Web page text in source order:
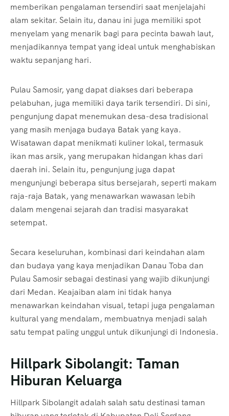
memberikan pengalaman tersendiri saat menjelajahi
alam sekitar. Selain itu, danau ini juga memiliki spot
menyelam yang menarik bagi para pecinta bawah laut,
menjadikannya tempat yang ideal untuk menghabiskan
waktu sepanjang hari.
Pulau Samosir, yang dapat diakses dari beberapa
pelabuhan, juga memiliki daya tarik tersendiri. Di sini,
pengunjung dapat menemukan desa-desa tradisional
yang masih menjaga budaya Batak yang kaya.
Wisatawan dapat menikmati kuliner lokal, termasuk
ikan mas arsik, yang merupakan hidangan khas dari
daerah ini. Selain itu, pengunjung juga dapat
mengunjungi beberapa situs bersejarah, seperti makam
raja-raja Batak, yang menawarkan wawasan lebih
dalam mengenai sejarah dan tradisi masyarakat
setempat.
Secara keseluruhan, kombinasi dari keindahan alam
dan budaya yang kaya menjadikan Danau Toba dan
Pulau Samosir sebagai destinasi yang wajib dikunjungi
dari Medan. Keajaiban alam ini tidak hanya
menawarkan keindahan visual, tetapi juga pengalaman
kultural yang mendalam, membuatnya menjadi salah
satu tempat paling unggul untuk dikunjungi di Indonesia.
Hillpark Sibolangit: Taman
Hiburan Keluarga
Hillpark Sibolangit adalah salah satu destinasi taman